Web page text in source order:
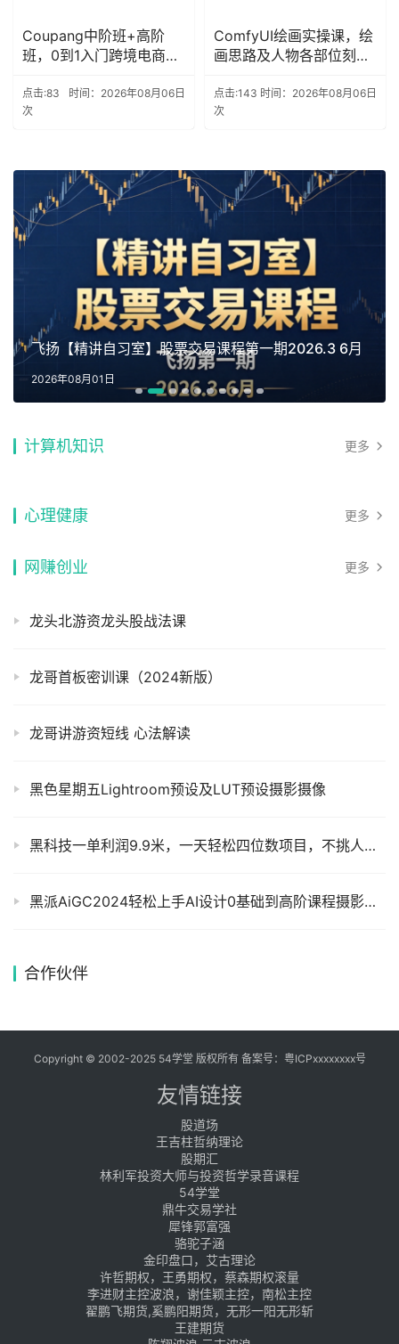
Coupang中阶班+高阶
班，0到1入门跨境电商，
钱摄影摄像
点击:83
次
时间：2026年08月06日
ComfyUI绘画实操课，绘
画思路及人物各部位刻
现摄影摄像
点击:143
次
时间：2026年08月06日
飞扬【精讲自习室】股票交易课程第一期2026.3 6月
2026年08月01日
计算机知识 更多
心理健康 更多
网赚创业 更多
龙头北游资龙头股战法课
龙哥首板密训课（2024新版）
龙哥讲游资短线 心法解读
黑色星期五Lightroom预设及LUT预设摄影摄像
黑科技一单利润9.9米，一天轻松四位数项目，不挑人，小白也可轻松上手【揭秘】摄影摄像
黑派AiGC2024轻松上手AI设计0基础到高阶课程摄影摄像
合作伙伴
Copyright © 2002-2025 54学堂 版权所有 备案号： 粤ICPxxxxxxxx号
友情链接
股道场
王吉柱哲纳理论
股期汇
林利军投资大师与投资哲学录音课程
54学堂
鼎牛交易学社
犀锋郭富强
骆驼子涵
金印盘口，艾古理论
许哲期权，王勇期权，蔡森期权滚量
李进财主控波浪，谢佳颖主控，南松主控
翟鹏飞期货,奚鹏阳期货，无形一阳无形斩
王建期货